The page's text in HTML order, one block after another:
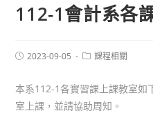
112-1會計系各
2023-09-05 課程相關
本系112-1各實習課上課教室如
室上課，並請協助周知。